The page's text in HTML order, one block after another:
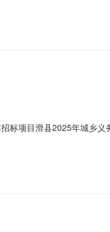
资金项目。2.2项目投资金
标项目滑县2025年城乡义
资金项目。2.2项目投资金